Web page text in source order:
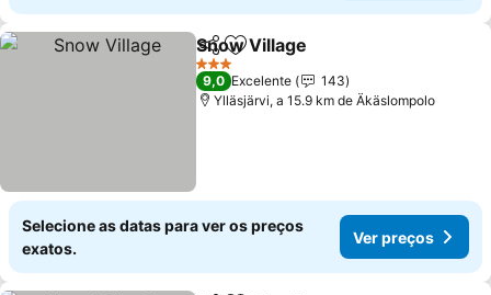
PartilharAdicionar aos favoritos
Snow Village
3 Estrelas
9,0 Excelente
143
Ylläsjärvi, a 15.9 km de Äkäslompolo
Selecione as datas para ver os preços
exatos.
Ver preços